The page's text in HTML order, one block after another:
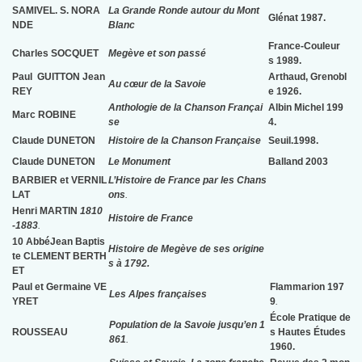
SAMIVEL.S. NORA
NDE
La Grande Ronde autour du Mont
Blanc
Glénat 1987.
Charles SOCQUET Megève et son passé
France-Couleur
s 1989.
Paul
GUITTON Jean
REY
Au cœur de la Savoie
Arthaud, Grenobl
e 1926.
Marc ROBINE
Anthologie de la Chanson Françai
se
Albin Michel 199
4.
Claude DUNETON Histoire de la Chanson Française
Seuil.1998.
Claude DUNETON Le Monument
Balland 2003
BARBIERet VERNIL
LAT
L’Histoire de France par les Chans
ons.
Henri MARTIN 1810
-1883.
Histoire de France
10 AbbéJean Baptis
te CLEMENT BERTH
ET
Histoire de Megève de ses origine
s à 1792.
Paul et Germaine VE
YRET
Les Alpes françaises
Flammarion 197
9.
ROUSSEAU
Population de la Savoie jusqu’en 1
861.
École Pratique de
s Hautes Études
1960.